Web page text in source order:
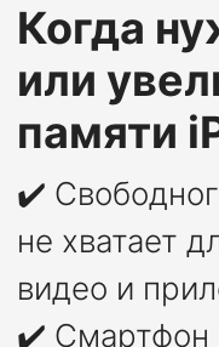
Когда
или
памяти
✔️
не хватает
видео и
✔️ Смартфон